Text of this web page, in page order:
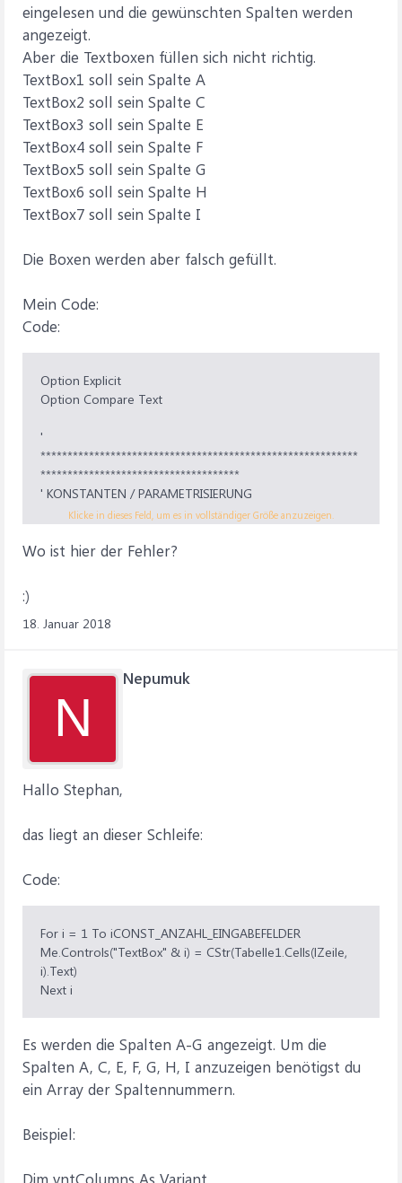
eingelesen und die gewünschten Spalten werden
angezeigt.
Aber die Textboxen füllen sich nicht richtig.
TextBox1 soll sein Spalte A
TextBox2 soll sein Spalte C
TextBox3 soll sein Spalte E
TextBox4 soll sein Spalte F
TextBox5 soll sein Spalte G
TextBox6 soll sein Spalte H
TextBox7 soll sein Spalte I
Die Boxen werden aber falsch gefüllt.
Mein Code:
Code:
Option Explicit
Option Compare Text
'
***********************************************************
*************************************
' KONSTANTEN / PARAMETRISIERUNG
*************************************
Integer = 7
Private Const
lCONST_STARTZEILENNUMMER_DER_TABELLE As Long =
***********************************************************
' EREIGNISROUTINEN DER USERFORM
***********************************************************
*************************************
'Speichern Schaltfläche Ereignisroutine
Private Sub CommandButton1_Click()
Call EINTRAG_SPEICHERN 'Aufruf der entsprechenden
Verarbeitungsroutine
'Beenden Schaltfläche Ereignisroutine
Private Sub CommandButton2_Click()
Unload Me
Private Sub ListBox1_Click()
Klicke in dieses Feld, um es in vollständiger Größe anzuzeigen.
Wo ist hier der Fehler?
:)
18. Januar 2018
N
Nepumuk
Hallo Stephan,
das liegt an dieser Schleife:
Code:
For i = 1 To iCONST_ANZAHL_EINGABEFELDER
Me.Controls("TextBox" & i) = CStr(Tabelle1.Cells(lZeile,
i).Text)
Next i
Es werden die Spalten A-G angezeigt. Um die
Spalten A, C, E, F, G, H, I anzuzeigen benötigst du
ein Array der Spaltennummern.
Beispiel:
Dim vntColumns As Variant